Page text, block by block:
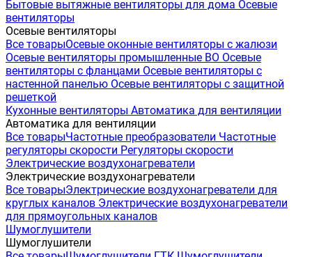
Бытовые вытяжные вентиляторы для дома Осевые
вентиляторы
Осевые вентиляторы
Все товарыОсевые оконные вентиляторы с жалюзи
Осевые вентиляторы промышленные ВО Осевые
вентиляторы с фланцами Осевые вентиляторы с
настенной панелью Осевые вентиляторы с защитной
решеткой
Кухонные вентиляторы Автоматика для вентиляции
Автоматика для вентиляции
Все товарыЧастотные преобразователи Частотные
регуляторы скорости Регуляторы скорости
Электрические воздухонагреватели
Электрические воздухонагреватели
Все товарыЭлектрические воздухонагреватели для
круглых каналов Электрические воздухонагреватели
для прямоугольных каналов
Шумоглушители
Шумоглушители